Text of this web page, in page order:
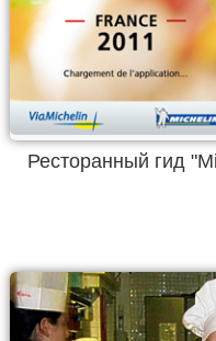
Ресторанный гид